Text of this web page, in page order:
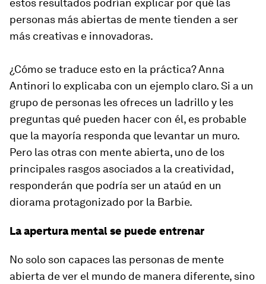
personas más abiertas de mente tienden a ser
más creativas e innovadoras.
¿Cómo se traduce esto en la práctica? Anna
Antinori lo explicaba con un ejemplo claro. Si a un
grupo de personas les ofreces un ladrillo y les
preguntas qué pueden hacer con él, es probable
que la mayoría responda que levantar un muro.
Pero las otras con mente abierta, uno de los
principales rasgos asociados a la creatividad,
responderán que podría ser un ataúd en un
diorama protagonizado por la Barbie.
La apertura mental se puede entrenar
No solo son capaces las personas de mente
abierta de ver el mundo de manera diferente, sino